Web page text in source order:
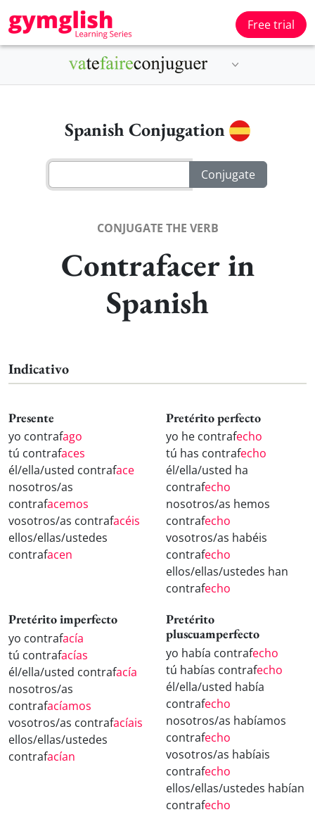
Free trial
Spanish Conjugation
CONJUGATE THE VERB
Contrafacer in
Spanish
Indicativo
Presente
yo contrafago
tú contrafaces
él/ella/usted contraface
nosotros/as
contrafacemos
vosotros/as contrafacéis
ellos/ellas/ustedes
contrafacen
Pretérito perfecto
yo he contrafecho
tú has contrafecho
él/ella/usted ha
contrafecho
nosotros/as hemos
contrafecho
vosotros/as habéis
contrafecho
ellos/ellas/ustedes han
contrafecho
Pretérito imperfecto
yo contrafacía
tú contrafacías
él/ella/usted contrafacía
nosotros/as
contrafacíamos
vosotros/as contrafacíais
ellos/ellas/ustedes
contrafacían
Pretérito
pluscuamperfecto
yo había contrafecho
tú habías contrafecho
él/ella/usted había
contrafecho
nosotros/as habíamos
contrafecho
vosotros/as habíais
contrafecho
ellos/ellas/ustedes habían
contrafecho